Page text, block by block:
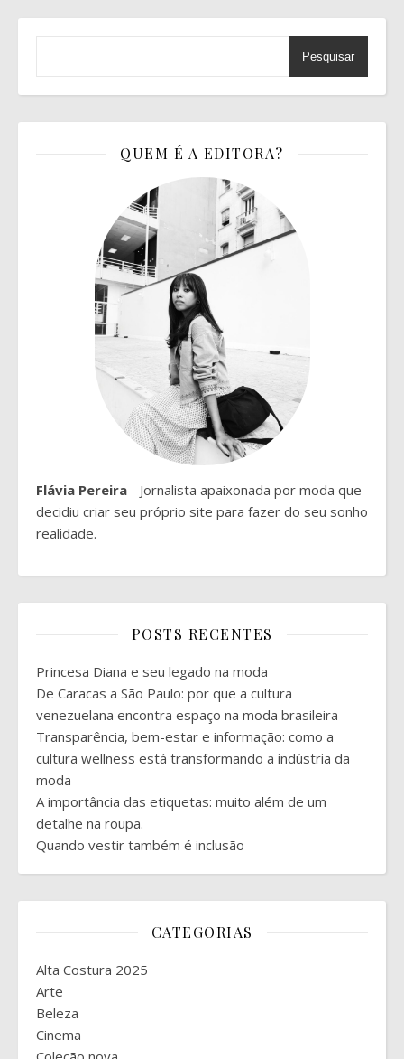
Pesquisar
QUEM É A EDITORA?
Flávia Pereira - Jornalista apaixonada por moda que
decidiu criar seu próprio site para fazer do seu sonho
realidade.
POSTS RECENTES
Princesa Diana e seu legado na moda
De Caracas a São Paulo: por que a cultura
venezuelana encontra espaço na moda brasileira
Transparência, bem-estar e informação: como a
cultura wellness está transformando a indústria da
moda
A importância das etiquetas: muito além de um
detalhe na roupa.
Quando vestir também é inclusão
CATEGORIAS
Alta Costura 2025
Arte
Beleza
Cinema